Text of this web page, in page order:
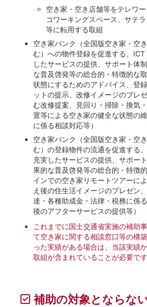
空き家・空き店舗等をテレワ
コワーキングスペース、サテ
等に転用する取組
空き家バンク（全国版空き家・空
む）への物件登録を促進する、
したサービスの提供、サポート体
な普及啓発等の総合的・特徴的な
状態にするためのアドバイス、登
ットの提示、改修イメージのプレ
む改修提案、見回り・掃除・換気
置等による空き家の健全な状態の
に係る相談対応等）
空き家バンク（全国版空き家・空
む）の登録物件の流通を促進する
充実したサービスの提供、サポー
果的な普及啓発等の総合的・特徴
インでの空き家リモートツアーに
え後の住生活イメージのプレゼン
達・各種助成金・法律・税務に係
後のアフターサービスの提供等）
これまでに国土交通省実施の補助
て空き家に関する相談窓口等の構
った実績がある場合は、当該実績
取組が含まれていることが必要です
補助の対象とならな